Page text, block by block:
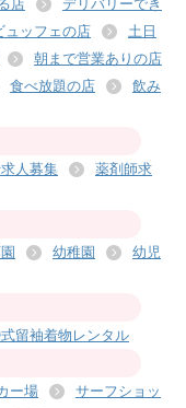
店
デリバリーでき
ュッフェの店
土日
朝まで営業ありの店
食べ放題の店
飲み
人募集
薬剤師求
幼稚園
幼児
留袖着物レンタル
ー場
サーフショッ